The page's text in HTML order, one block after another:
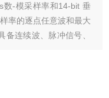
数-模采样率和14-bit 垂
率的逐点任意波和最大
连续波、脉冲信号、